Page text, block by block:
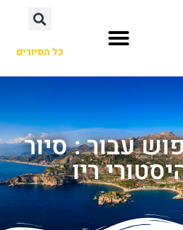
כל הסיורים
עבור : סיור
ריו